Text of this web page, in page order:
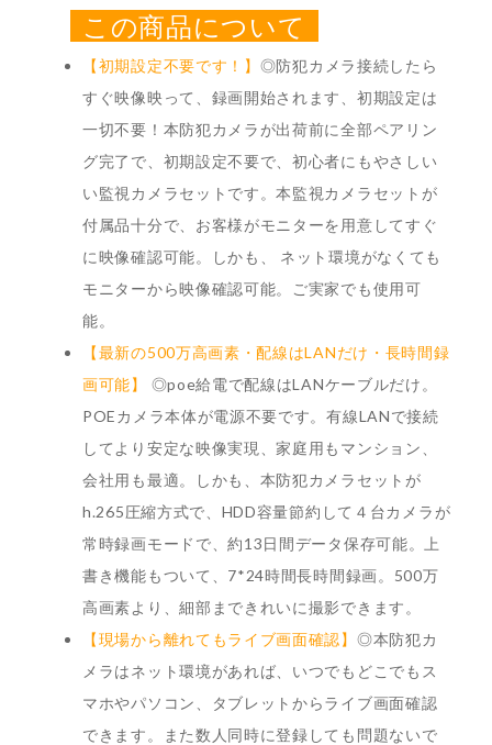
この商品について
【初期設定不要です！ 】 ◎防犯カメラ接続したら
すぐ映像映って、録画開始されます、初期設定は
一切不要！本防犯カメラが出荷前に全部ペアリン
グ完了で、初期設定不要で、初心者にもやさしい
い監視カメラセットです。本監視カメラセットが
付属品十分で、お客様がモニターを用意してすぐ
に映像確認可能。しかも、 ネット環境がなくても
モニターから映像確認可能。ご実家でも使用可
能。
【最新の500万高画素・配線はLANだけ・長時間録
画可能】 ◎poe給電で配線はLANケーブルだけ。
POEカメラ本体が電源不要です。有線LANで接続
してより安定な映像実現、家庭用もマンション、
会社用も最適。しかも、本防犯カメラセットが
h.265圧縮方式で、HDD容量節約して４台カメラが
常時録画モードで、約13日間データ保存可能。上
書き機能もついて、7*24時間長時間録画。500万
高画素より、細部まできれいに撮影できます。
【現場から離れてもライブ画面確認】 ◎本防犯カ
メラはネット環境があれば、いつでもどこでもス
マホやパソコン、タブレットからライブ画面確認
できます。また数人同時に登録しても問題ないで